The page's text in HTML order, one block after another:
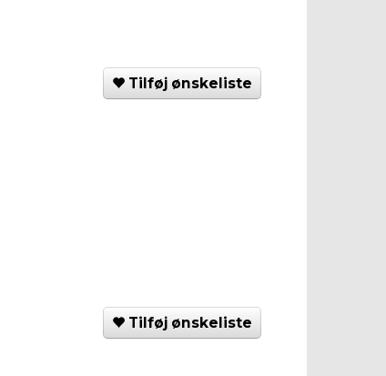
Tilføj ønskeliste
Tilføj ønskeliste